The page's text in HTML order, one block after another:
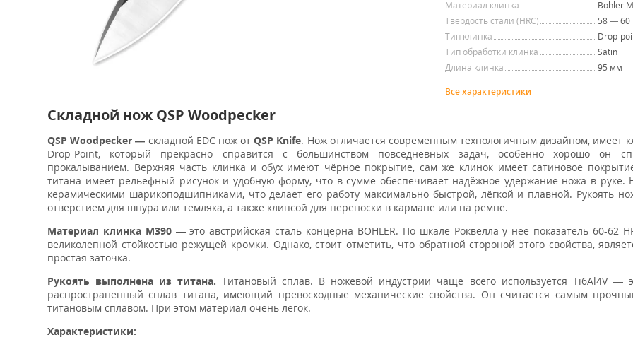
Материал клинка
Bohler
Твердость стали (HRC)
58 — 60
Тип клинка
Drop-
Тип обработки клинка
Satin
Длина клинка
95 мм
Все характеристики
Складной нож QSP Woodpecker
QSP Woodpecker — складной EDC нож отQSP Knife. Нож отличается современным технологичным дизайном, имеет
Drop-Point, который прекрасно справится с большинством повседневных задач, особенно хорошо он
прокалыванием. Верхняя часть клинка и обух имеют чёрное покрытие, сам же клинок имеет сатиновое
титана имеет рельефный рисунок и удобную форму, что в сумме обеспечивает надёжное удержание ножа в руке.
керамическими шарикоподшипниками, что делает его работу максимально быстрой, лёгкой и плавной. Рукоять
отверстием для шнура или темляка, а также клипсой для переноски в кармане или на ремне.
Материал клинка M390 —это австрийская сталь концерна BOHLER. По шкале Роквелла у нее показатель 60-62
великолепной стойкостью режущей кромки. Однако, стоит отметить, что обратной стороной этого свойства,
простая заточка.
Рукоять выполнена из титана.Титановый сплав. В ножевой индустрии чаще всего используется Ti6Al4V —
распространенный сплав титана, имеющий превосходные механические свойства. Он считается самым
титановым сплавом. При этом материал очень лёгок.
Характеристики: